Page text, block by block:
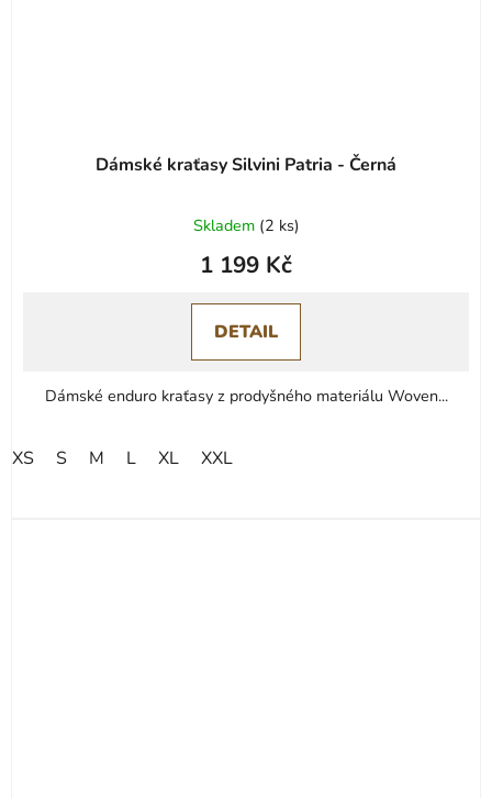
Dámské kraťasy Silvini Patria - Černá
Skladem (2 ks)
1 199 Kč
DETAIL
Dámské enduro kraťasy z prodyšného materiálu Woven...
XS S M L XL XXL